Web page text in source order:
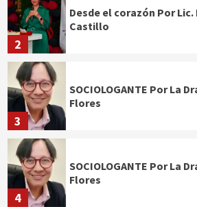
2
Desde el corazón Por
Castillo
3
SOCIOLOGANTE Por La
Flores
4
SOCIOLOGANTE Por La
Flores